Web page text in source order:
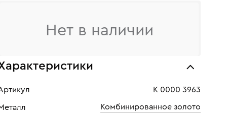
Нет в наличии
К 0000 3963
Комбинированное золото